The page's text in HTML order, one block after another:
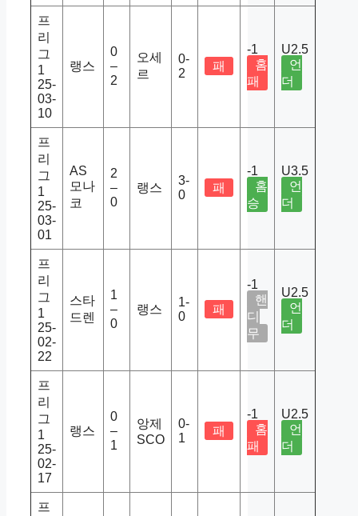
프
리
그
1
25-
03-
10
랭스
0
–
2
오세
르
0-
2
패
-1
홈
패
U2.5
언
더
프
리
그
1
25-
03-
01
AS
모나
코
2
–
0
랭스
3-
0
패
-1
홈
승
U3.5
언
더
프
리
그
1
25-
02-
22
스타
드렌
1
–
0
랭스
1-
0
패
-1
핸
디
무
U2.5
언
더
프
리
그
1
25-
02-
17
랭스
0
–
1
앙제
SCO
0-
1
패
-1
홈
패
U2.5
언
더
프